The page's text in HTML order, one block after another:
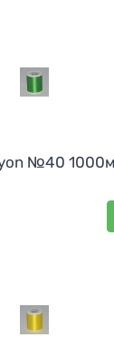
№40 1000м